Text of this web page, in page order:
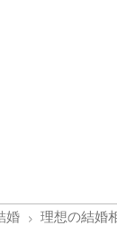
婚 理想の結婚相